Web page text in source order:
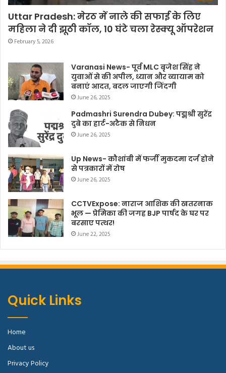
Uttar Pradesh: मेरठ में नाले की सफाई के लिए
महिला ने दी झूठी कॉल, 10 घंटे चला रेस्क्यू ऑपरेशन
February 5, 2026
Varanasi News- पूर्व MLC बृजेश सिंह ने
युवाओं से की अपील, ध्यान और व्यायाम को
बनाएं आदत, बदल जाएगी जिंदगी
June 26, 2025
Padmashri Surendra Dubey: पद्मश्री सुरेंद्र
दुबे का हार्ट-अटैक से निधन
June 26, 2025
Up News- कौशांबी में फर्जी मुकदमा दर्ज होने
से पत्रकारों में रोष
June 26, 2025
CCTVExpose: नाराज आशिक की खतरनाक
भूल — प्रेमिका की जगह BJP पार्षद के घर पर
बरसाए पत्थर!
June 22, 2025
Quick Links
Home
About us
Privacy Policy